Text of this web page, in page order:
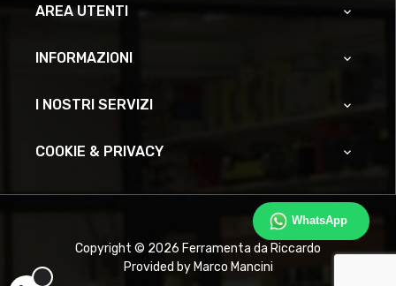
WhatsApp
AREA UTENTI 
INFORMAZIONI 
I NOSTRI SERVIZI 
COOKIE & PRIVACY 
Copyright © 2026 Ferramenta da Riccardo
Provided by Marco Mancini